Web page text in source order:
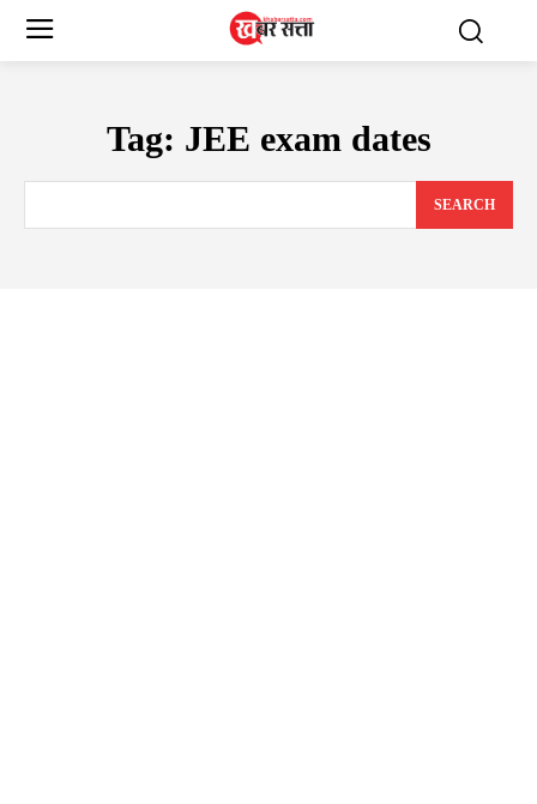
Tag: JEE exam dates
SEARCH